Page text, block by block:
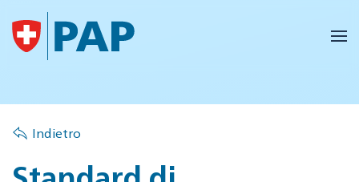
Skip to main content
Indietro